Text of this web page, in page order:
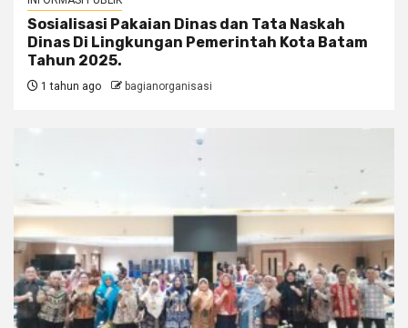
Sosialisasi Pakaian Dinas dan Tata Naskah
Dinas Di Lingkungan Pemerintah Kota Batam
Tahun 2025.
1 tahun ago bagianorganisasi